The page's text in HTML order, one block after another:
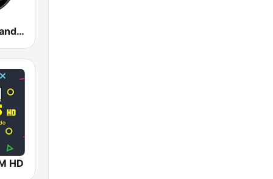
100 Hip Hop and RNB FM
HD